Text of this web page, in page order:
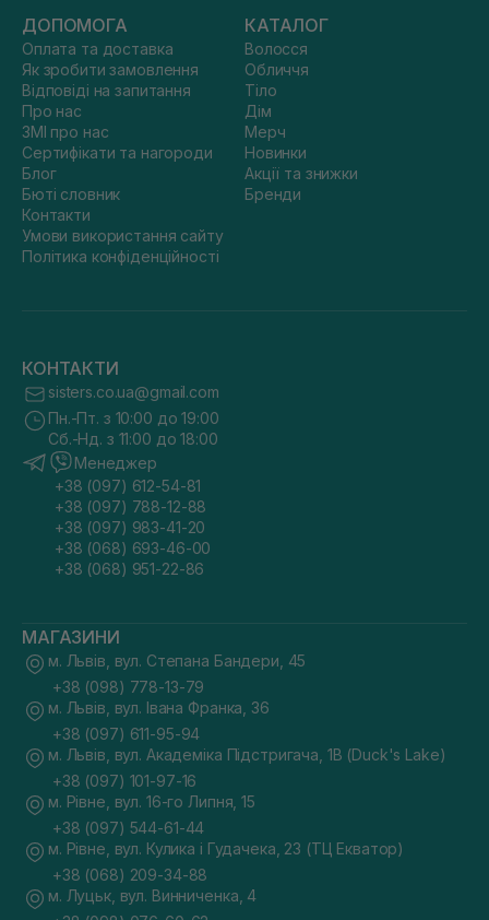
ДОПОМОГА
Оплата та доставка
Як зробити замовлення
Відповіді на запитання
Про нас
ЗМІ про нас
Сертифікати та нагороди
Блог
Бюті словник
Контакти
Умови використання сайту
Політика конфіденційності
КАТАЛОГ
Волосся
Обличчя
Тіло
Дім
Мерч
Новинки
Акції та знижки
Бренди
КОНТАКТИ
sisters.co.ua@gmail.com
Пн.-Пт. з 10:00 до 19:00
Сб.-Нд. з 11:00 до 18:00
Менеджер
+38 (097) 612-54-81
+38 (097) 788-12-88
+38 (097) 983-41-20
+38 (068) 693-46-00
+38 (068) 951-22-86
МАГАЗИНИ
м. Львів, вул. Степана Бандери, 45
+38 (098) 778-13-79
м. Львів, вул. Івана Франка, 36
+38 (097) 611-95-94
м. Львів, вул. Академіка Підстригача, 1В (Duck's Lake)
+38 (097) 101-97-16
м. Рівне, вул. 16-го Липня, 15
+38 (097) 544-61-44
м. Рівне, вул. Кулика і Гудачека, 23 (ТЦ Екватор)
+38 (068) 209-34-88
м. Луцьк, вул. Винниченка, 4